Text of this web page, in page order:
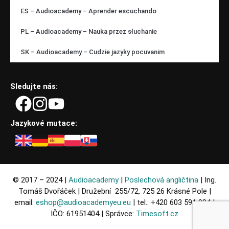
ES – Audioacademy – Aprender escuchando
PL – Audioacademy – Nauka przez słuchanie
SK – Audioacademy – Cudzie jazyky pocuvanim
Sledujte nás:
Jazykové mutace:
© 2017 – 2024 | Audioacademy| Poslechová angličtina | Ing.
Tomáš Dvořáček | Družební 255/72, 725 26 Krásné Pole |
email: eshop@audioacademyeu.eu | tel.: +420 603 591 994 |
IČO: 61951404 | Správce: Timesoft.cz